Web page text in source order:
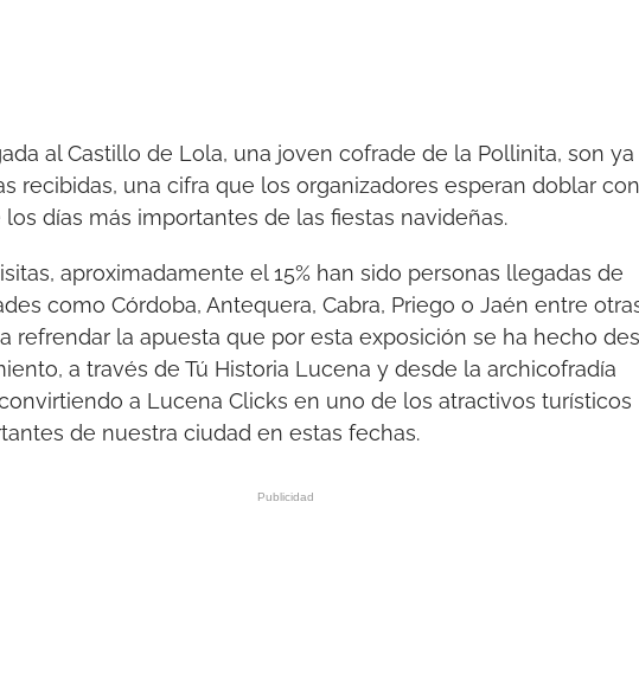
al Castillo de Lola, una joven cofrade de la Pollinita, son ya
recibidas, una cifra que los organizadores esperan doblar
días más importantes de las fiestas navideñas.
aproximadamente el 15% han sido personas llegadas de
como Córdoba, Antequera, Cabra, Priego o Jaén entre
refrendar la apuesta que por esta exposición se ha hecho
a través de Tú Historia Lucena y desde la archicofradía
a Lucena Clicks en uno de los atractivos turísticos
de nuestra ciudad en estas fechas.